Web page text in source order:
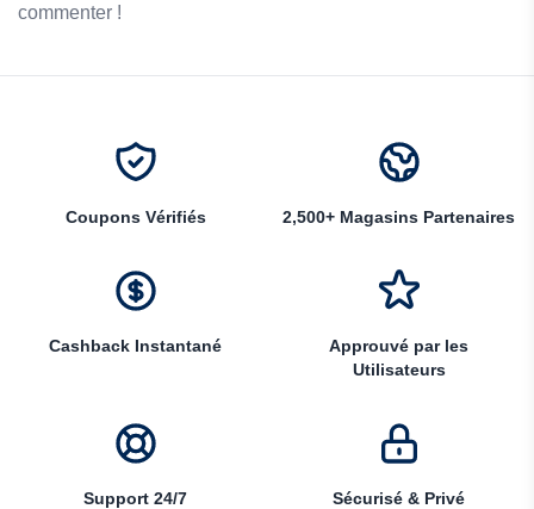
commenter !
Coupons Vérifiés 2,500+ Magasins Partenaires
Cashback Instantané
Approuvé par les
Utilisateurs
Support 24/7 Sécurisé & Privé